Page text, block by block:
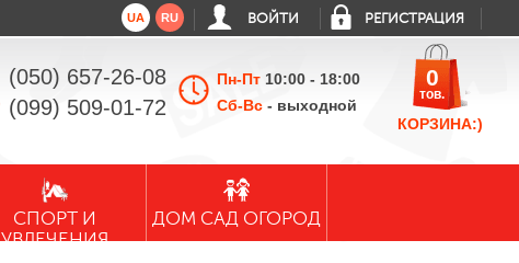
UA RU ВОЙТИ РЕГИСТРАЦИЯ
(050) 657-26-08
(099) 509-01-72
Пн-Пт 10:00 - 18:00
Сб-Вс - выходной
КОРЗИНА:)
0
тов.
СПОРТ И
УВЛЕЧЕНИЯ
ДОМ САД ОГОРОД